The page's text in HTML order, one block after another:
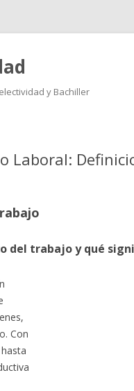
y Bachiller
Laboral:
del trabajo y qué
Con